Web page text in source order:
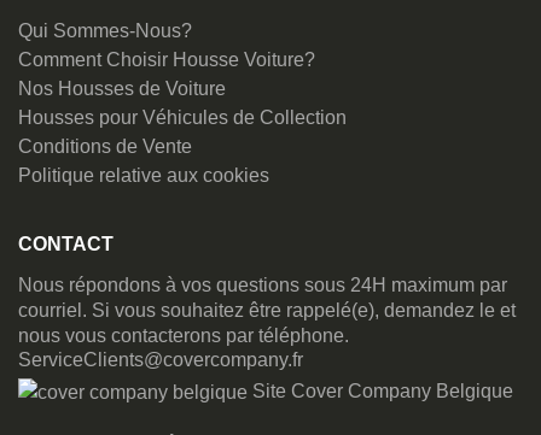
Qui Sommes-Nous?
Comment Choisir Housse Voiture?
Nos Housses de Voiture
Housses pour Véhicules de Collection
Conditions de Vente
Politique relative aux cookies
CONTACT
Nous répondons à vos questions sous 24H maximum par
courriel. Si vous souhaitez être rappelé(e), demandez le et
nous vous contacterons par téléphone.
ServiceClients@covercompany.fr
Site Cover Company Belgique